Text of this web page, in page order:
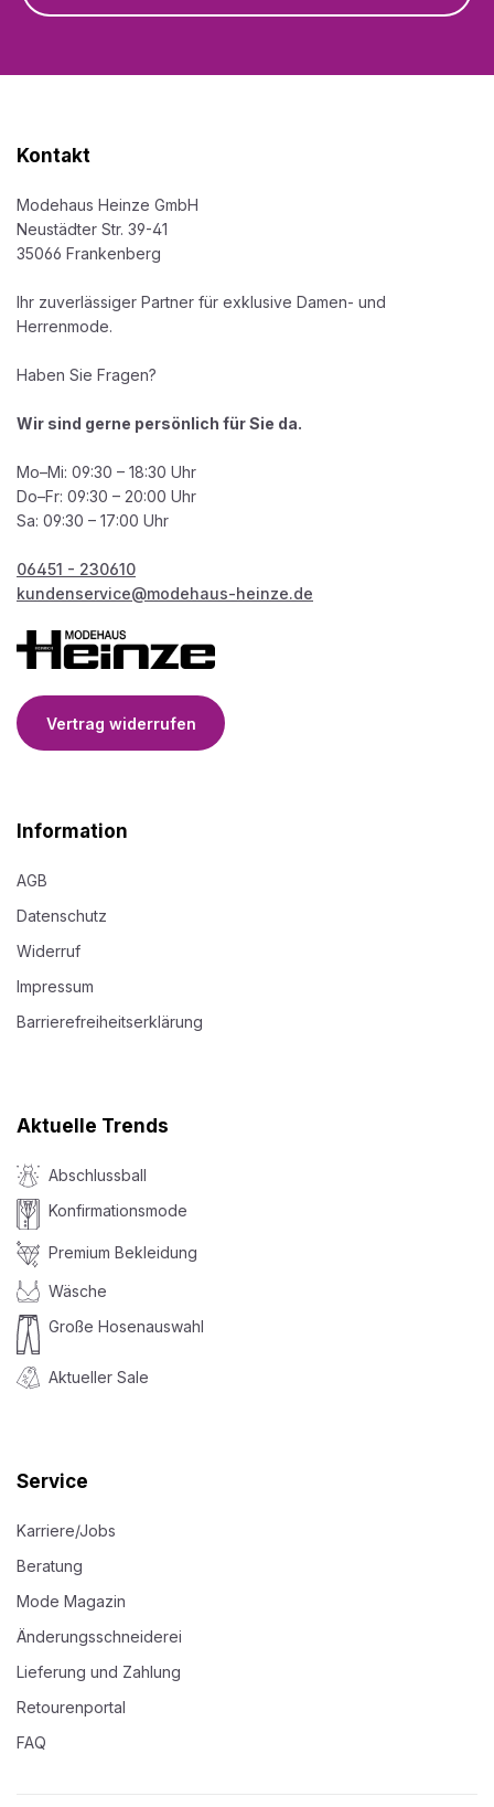
Kontakt
Modehaus Heinze GmbH
Neustädter Str. 39-41
35066 Frankenberg
Ihr zuverlässiger Partner für exklusive Damen- und
Herrenmode.
Haben Sie Fragen?
Wir sind gerne persönlich für Sie da.
Mo–Mi: 09:30 – 18:30 Uhr
Do–Fr: 09:30 – 20:00 Uhr
Sa: 09:30 – 17:00 Uhr
06451 - 230610
kundenservice@modehaus-heinze.de
Vertrag widerrufen
Information
AGB
Datenschutz
Widerruf
Impressum
Barrierefreiheitserklärung
Aktuelle Trends
Abschlussball
Konfirmationsmode
Premium Bekleidung
Wäsche
Große Hosenauswahl
Aktueller Sale
Service
Karriere/Jobs
Beratung
Mode Magazin
Änderungsschneiderei
Lieferung und Zahlung
Retourenportal
FAQ